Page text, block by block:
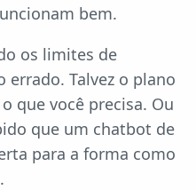
bem.
os limites de
Talvez o plano
que você precisa. Ou
que um chatbot de
para a forma como